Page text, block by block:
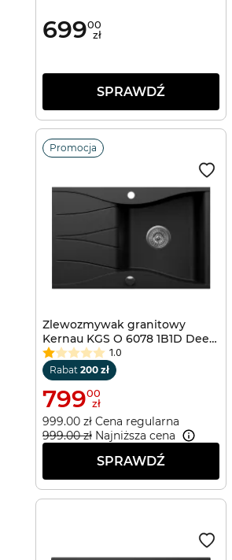
69900
zł
SPRAWDŹ
Promocja
Zlewozmywak granitowy
Kernau KGS O 6078 1B1D Deep
Black
1.0
Rabat 200 zł
79900
zł
999.00 zł Cena regularna
999.00 zł Najniższa cena
SPRAWDŹ